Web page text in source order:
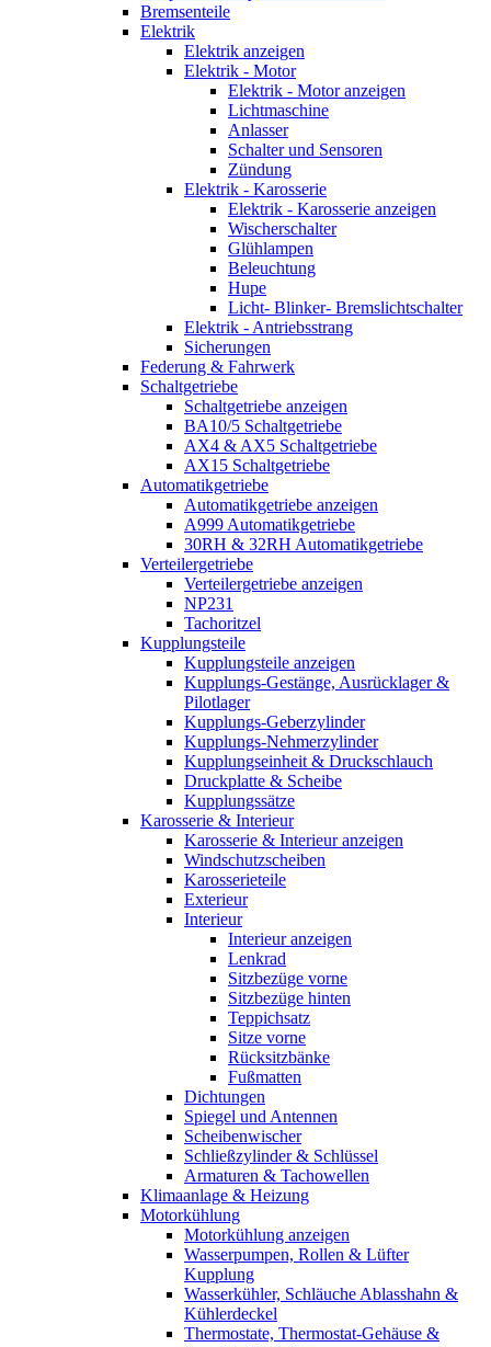
Bremsenteile
Elektrik
Elektrik anzeigen
Elektrik - Motor
Elektrik - Motor anzeigen
Lichtmaschine
Anlasser
Schalter und Sensoren
Zündung
Elektrik - Karosserie
Elektrik - Karosserie anzeigen
Wischerschalter
Glühlampen
Beleuchtung
Hupe
Licht- Blinker- Bremslichtschalter
Elektrik - Antriebsstrang
Sicherungen
Federung & Fahrwerk
Schaltgetriebe
Schaltgetriebe anzeigen
BA10/5 Schaltgetriebe
AX4 & AX5 Schaltgetriebe
AX15 Schaltgetriebe
Automatikgetriebe
Automatikgetriebe anzeigen
A999 Automatikgetriebe
30RH & 32RH Automatikgetriebe
Verteilergetriebe
Verteilergetriebe anzeigen
NP231
Tachoritzel
Kupplungsteile
Kupplungsteile anzeigen
Kupplungs-Gestänge, Ausrücklager &
Pilotlager
Kupplungs-Geberzylinder
Kupplungs-Nehmerzylinder
Kupplungseinheit & Druckschlauch
Druckplatte & Scheibe
Kupplungssätze
Karosserie & Interieur
Karosserie & Interieur anzeigen
Windschutzscheiben
Karosserieteile
Exterieur
Interieur
Interieur anzeigen
Lenkrad
Sitzbezüge vorne
Sitzbezüge hinten
Teppichsatz
Sitze vorne
Rücksitzbänke
Fußmatten
Dichtungen
Spiegel und Antennen
Scheibenwischer
Schließzylinder & Schlüssel
Armaturen & Tachowellen
Klimaanlage & Heizung
Motorkühlung
Motorkühlung anzeigen
Wasserpumpen, Rollen & Lüfter
Kupplung
Wasserkühler, Schläuche Ablasshahn &
Kühlerdeckel
Thermostate, Thermostat-Gehäuse &